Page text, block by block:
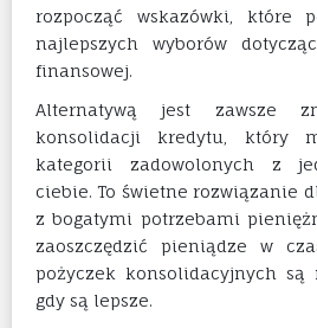
rozpocząć wskazówki, które
najlepszych wyborów
finansowej.
Alternatywą jest zawsze
konsolidacji kredytu, który
kategorii zadowolonych z
ciebie. To świetne rozwiązanie
z bogatymi potrzebami
zaoszczędzić pieniądze w
pożyczek konsolidacyjnych
gdy są lepsze.